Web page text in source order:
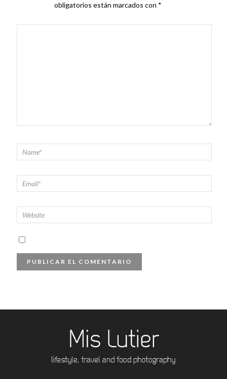
obligatorios están marcados con *